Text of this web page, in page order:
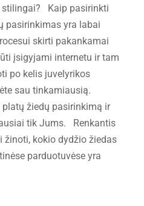
stilingai? Kaip pasirinkti
pasirinkimas yra labai
skirti pakankamai
įsigyjami internetu ir tam
po kelis juvelyrikos
sau tinkamiausią.
žiedų pasirinkimą ir
tik Jums. Renkantis
žinoti, kokio dydžio žiedas
parduotuvėse yra